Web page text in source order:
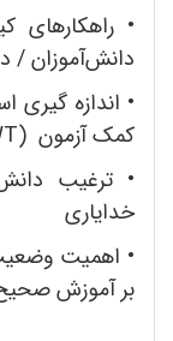
•
دانش‌آموزان /
• اندازه
کمک آزمون (6MWT) / دکتر مجید جلیلی
• ترغیب
خدایاری
• اهمیت
بر آموزش